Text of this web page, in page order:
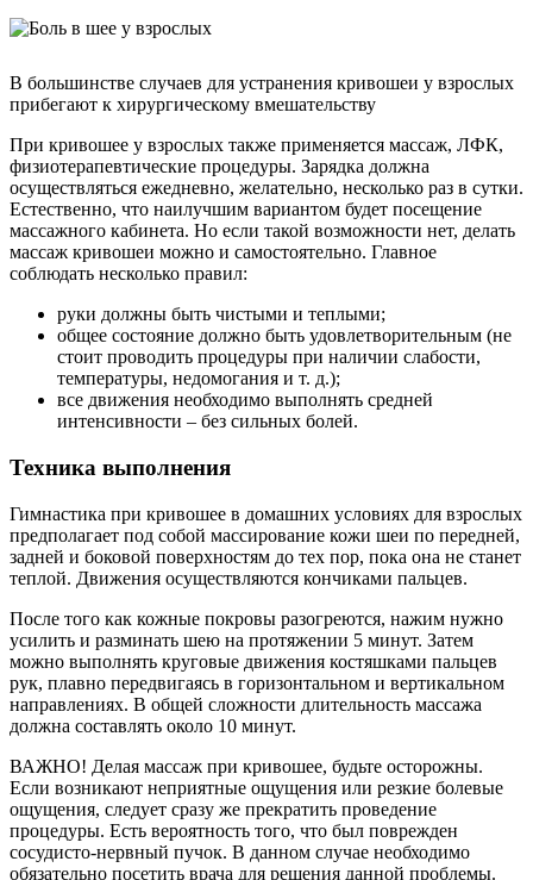
В большинстве случаев для устранения кривошеи у взрослых
прибегают к хирургическому вмешательству
При кривошее у взрослых также применяется массаж, ЛФК,
физиотерапевтические процедуры. Зарядка должна
осуществляться ежедневно, желательно, несколько раз в сутки.
Естественно, что наилучшим вариантом будет посещение
массажного кабинета. Но если такой возможности нет, делать
массаж кривошеи можно и самостоятельно. Главное
соблюдать несколько правил:
руки должны быть чистыми и теплыми;
общее состояние должно быть удовлетворительным (не
стоит проводить процедуры при наличии слабости,
температуры, недомогания и т. д.);
все движения необходимо выполнять средней
интенсивности – без сильных болей.
Техника выполнения
Гимнастика при кривошее в домашних условиях для взрослых
предполагает под собой массирование кожи шеи по передней,
задней и боковой поверхностям до тех пор, пока она не станет
теплой. Движения осуществляются кончиками пальцев.
После того как кожные покровы разогреются, нажим нужно
усилить и разминать шею на протяжении 5 минут. Затем
можно выполнять круговые движения костяшками пальцев
рук, плавно передвигаясь в горизонтальном и вертикальном
направлениях. В общей сложности длительность массажа
должна составлять около 10 минут.
ВАЖНО! Делая массаж при кривошее, будьте осторожны.
Если возникают неприятные ощущения или резкие болевые
ощущения, следует сразу же прекратить проведение
процедуры. Есть вероятность того, что был поврежден
сосудисто-нервный пучок. В данном случае необходимо
обязательно посетить врача для решения данной проблемы.